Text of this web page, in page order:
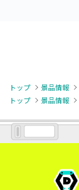
トップ 景品情報
トップ
景品情報